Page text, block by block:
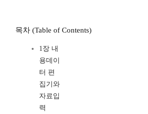
목차 (Table of Contents)
1장 내
용데이
터 편
집기와
자료입
력